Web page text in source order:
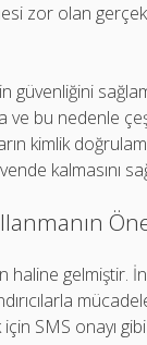
zor olan gerçek
güvenliğini
ve bu nedenle
kimlik
kalmasını
haline gelmiştir.
için SMS onayı